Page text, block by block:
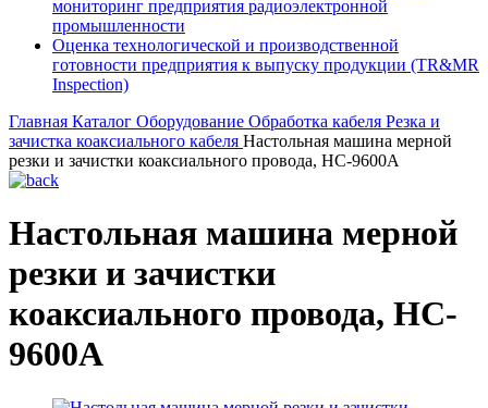
мониторинг предприятия радиоэлектронной
промышленности
Оценка технологической и производственной
готовности предприятия к выпуску продукции (TR&MR
Inspection)
Главная Каталог Оборудование Обработка кабеля Резка и
зачистка коаксиального кабеля Настольная машина мерной
резки и зачистки коаксиального провода, HC-9600A
Настольная машина мерной
резки и зачистки
коаксиального провода, HC-
9600A